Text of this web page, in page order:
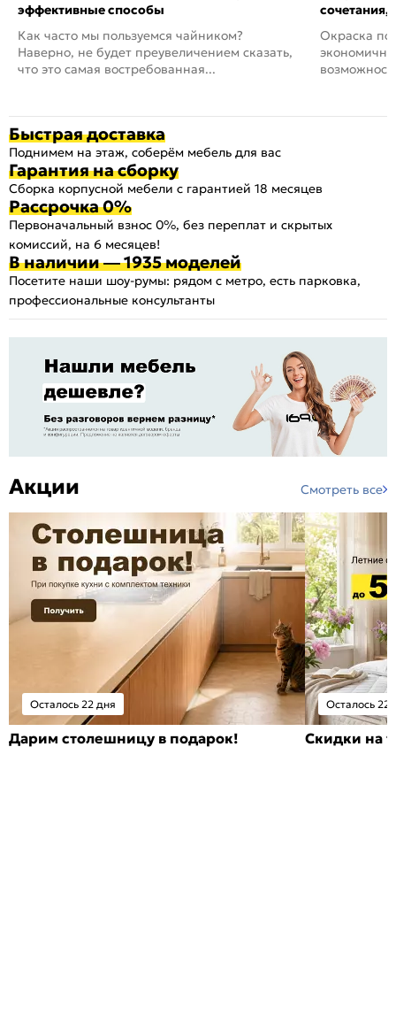
эффективные способы
Как часто мы пользуемся чайником?
Наверно, не будет преувеличением сказать,
что это самая востребованная...
сочетания,
Окраска
Быстрая доставка
Поднимем на этаж, соберём мебель для вас
Гарантия на сборку
Сборка корпусной мебели с гарантией 18 месяцев
Рассрочка 0%
Первоначальный взнос 0%, без переплат и скрытых
комиссий, на 6 месяцев!
В наличии — 1935 моделей
Посетите наши шоу-румы: рядом с метро, есть парковка,
профессиональные консультанты
Акции Смотреть все
Осталось 22 дня
Дарим столешницу в подарок!
Осталось 22
Скидки на